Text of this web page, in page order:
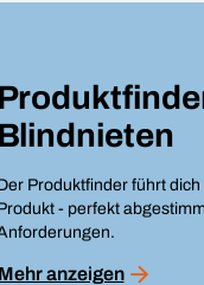
Blindnieten
Produktfinder führt
- perfekt
Mehr anzeigen